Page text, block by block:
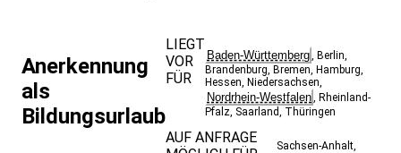
Anerkennung
als
Bildungsurlaub
LIEGT
VOR
FÜR
Baden-Württemberg, Berlin,
Brandenburg, Bremen, Hamburg,
Hessen, Niedersachsen,
Nordrhein-Westfalen, Rheinland-
Pfalz, Saarland, Thüringen
AUF ANFRAGE
Sachsen-Anhalt,